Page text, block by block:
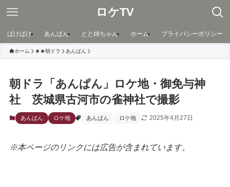
ロケTV
ばけばけ あんぱん とと姉ちゃん ホーム プライバシーポリシー
ホーム ★★朝ドラ あんぱん
朝ドラ「あんぱん」ロケ地・御免与神
社 茨城県古河市の雀神社で撮影
あんぱん ロケ地 あんぱん ロケ地 2025年4月27日
※本ページのリンクには広告が含まれています。